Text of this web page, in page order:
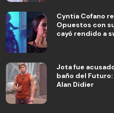
Cyntia Cofano
Opuestos con
cayó rendido a
Jota fue
baño del
Alan Didier